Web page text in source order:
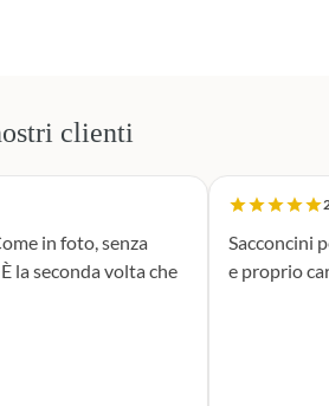
clienti
in foto, senza
la seconda volta che
Sacconcini
e proprio